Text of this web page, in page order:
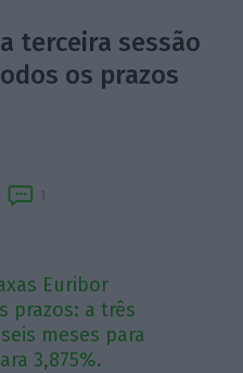
terceira sessão
os prazos
1
Euribor
prazos: a três
meses para
3,875%.